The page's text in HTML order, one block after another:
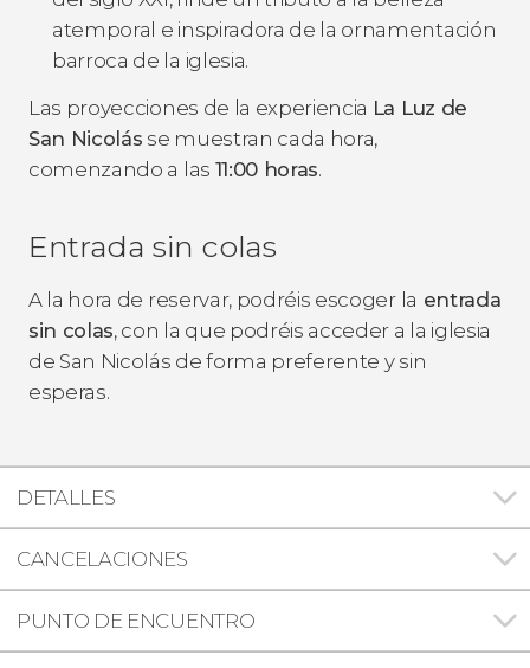
atemporal e inspiradora de la ornamentación
barroca de la iglesia.
Las proyecciones de la experiencia La Luz de
San Nicolás se muestran cada hora,
comenzando a las 11:00 horas.
Entrada sin colas
A la hora de reservar, podréis escoger la entrada
sin colas, con la que podréis acceder a la iglesia
de San Nicolás de forma preferente y sin
esperas.
DETALLES
CANCELACIONES
PUNTO DE ENCUENTRO